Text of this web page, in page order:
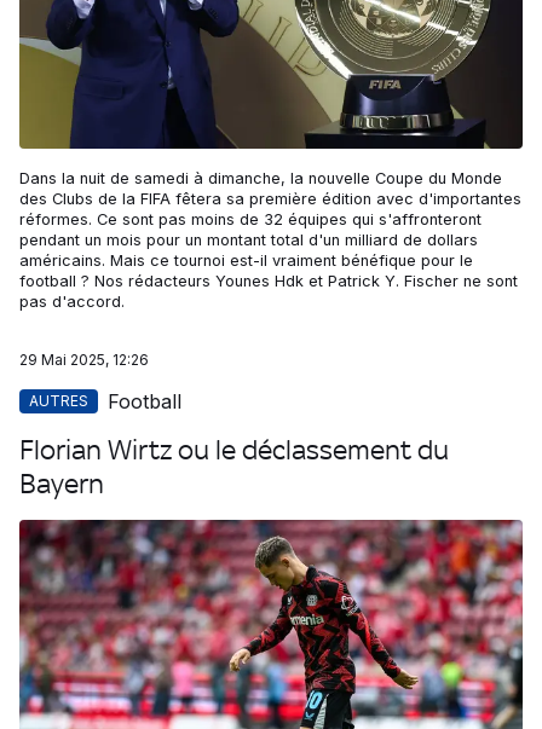
Dans la nuit de samedi à dimanche, la nouvelle Coupe du Monde
des Clubs de la FIFA fêtera sa première édition avec d'importantes
réformes. Ce sont pas moins de 32 équipes qui s'affronteront
pendant un mois pour un montant total d'un milliard de dollars
américains. Mais ce tournoi est-il vraiment bénéfique pour le
football ? Nos rédacteurs Younes Hdk et Patrick Y. Fischer ne sont
pas d'accord.
29 Mai 2025, 12:26
AUTRES Football
Florian Wirtz ou le déclassement du
Bayern